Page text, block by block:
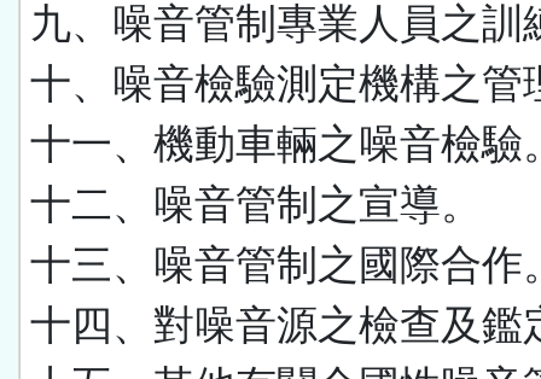
九、噪音管制專業人員之訓
十、噪音檢驗測定機構之管
十一、機動車輛之噪音檢驗
十二、噪音管制之宣導。
十三、噪音管制之國際合作
十四、對噪音源之檢查及鑑